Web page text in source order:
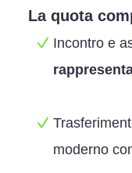
La quota
Incontro e
moderno